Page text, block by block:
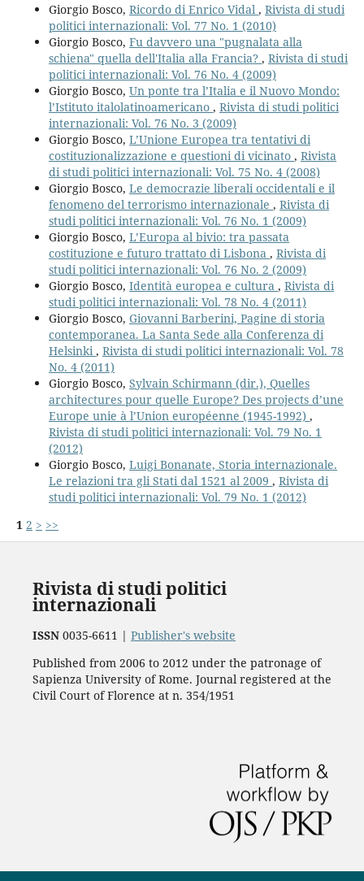
Giorgio Bosco, Ricordo di Enrico Vidal , Rivista di studi
politici internazionali: Vol. 77 No. 1 (2010)
Giorgio Bosco, Fu davvero una "pugnalata alla
schiena" quella dell'Italia alla Francia? , Rivista di studi
politici internazionali: Vol. 76 No. 4 (2009)
Giorgio Bosco, Un ponte tra l’Italia e il Nuovo Mondo:
l’Istituto italolatinoamericano , Rivista di studi politici
internazionali: Vol. 76 No. 3 (2009)
Giorgio Bosco, L’Unione Europea tra tentativi di
costituzionalizzazione e questioni di vicinato , Rivista
di studi politici internazionali: Vol. 75 No. 4 (2008)
Giorgio Bosco, Le democrazie liberali occidentali e il
fenomeno del terrorismo internazionale , Rivista di
studi politici internazionali: Vol. 76 No. 1 (2009)
Giorgio Bosco, L’Europa al bivio: tra passata
costituzione e futuro trattato di Lisbona , Rivista di
studi politici internazionali: Vol. 76 No. 2 (2009)
Giorgio Bosco, Identità europea e cultura , Rivista di
studi politici internazionali: Vol. 78 No. 4 (2011)
Giorgio Bosco, Giovanni Barberini, Pagine di storia
contemporanea. La Santa Sede alla Conferenza di
Helsinki, Rivista di studi politici internazionali: Vol. 78
No. 4 (2011)
Giorgio Bosco, Sylvain Schirmann (dir.), Quelles
architectures pour quelle Europe? Des projects d’une
Europe unie à l’Union européenne (1945-1992) ,
Rivista di studi politici internazionali: Vol. 79 No. 1
(2012)
Giorgio Bosco, Luigi Bonanate, Storia internazionale.
Le relazioni tra gli Stati dal 1521 al 2009 , Rivista di
studi politici internazionali: Vol. 79 No. 1 (2012)
1 2 > >>
Rivista di studi politici
internazionali
ISSN0035-6611 | Publisher's website
Published from 2006 to 2012 under the patronage of
Sapienza University of Rome. Journal registered at the
Civil Court of Florence at n. 354/1951